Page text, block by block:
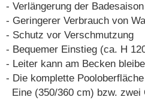
- Verlängerung der
- Geringerer Verbrauch von
- Schutz vor Verschmutzung
- Bequemer Einstieg (ca. H
- Leiter kann am Becken
- Die komplette
Eine (350/360 cm) bzw.